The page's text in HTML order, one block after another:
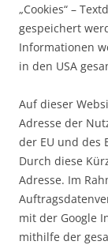
„Cookies“ –
gespeichert
Informationen
in den USA
Auf dieser
Adresse der
der EU und des
Durch diese
Adresse. Im
mit der Google
mithilfe der